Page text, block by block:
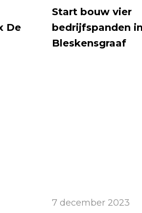
De
Start bouw vier
bedrijfspanden in
Bleskensgraaf
7 december 2023